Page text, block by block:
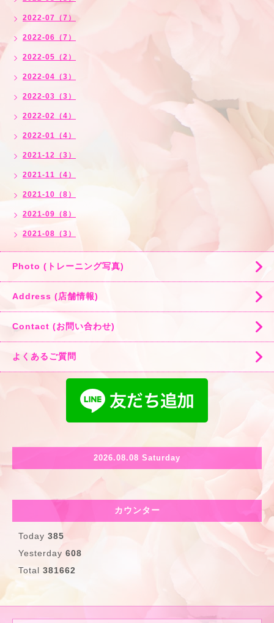
2022-07（7）
2022-06（7）
2022-05（2）
2022-04（3）
2022-03（3）
2022-02（4）
2022-01（4）
2021-12（3）
2021-11（4）
2021-10（8）
2021-09（8）
2021-08（3）
Photo (トレーニング写真)
Address (店舗情報)
Contact (お問い合わせ)
よくあるご質問
2026.08.08 Saturday
カウンター
Today 385
Yesterday 608
Total 381662